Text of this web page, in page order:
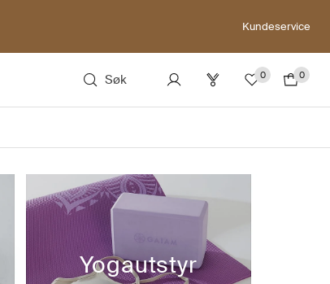
Kundeservice
Søk 0 0
Yogautstyr